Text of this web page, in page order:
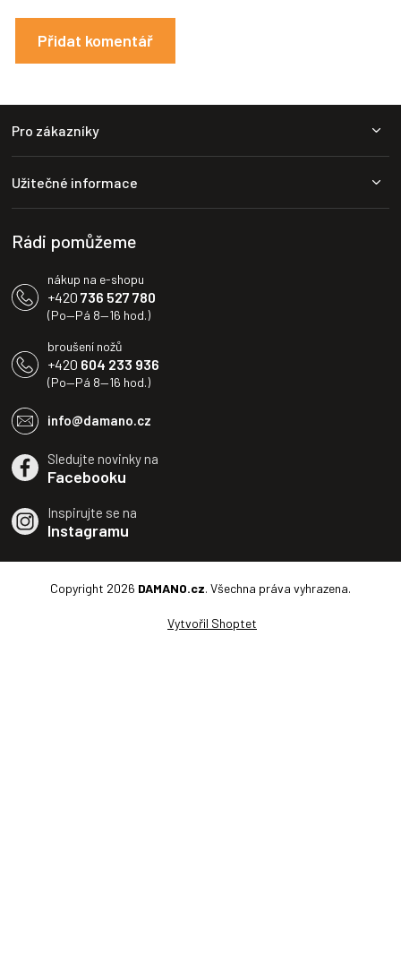
Přidat komentář
Pro zákazníky
Užitečné informace
Rádi pomůžeme
nákup na e-shopu
+420 736 527 780
(Po—Pá 8—16 hod.)
broušení nožů
+420 604 233 936
(Po—Pá 8—16 hod.)
info@damano.cz
Sledujte novinky na
Facebooku
Inspirujte se na
Instagramu
Vytvořil Shoptet
Copyright 2026 DAMANO.cz. Všechna práva vyhrazena.